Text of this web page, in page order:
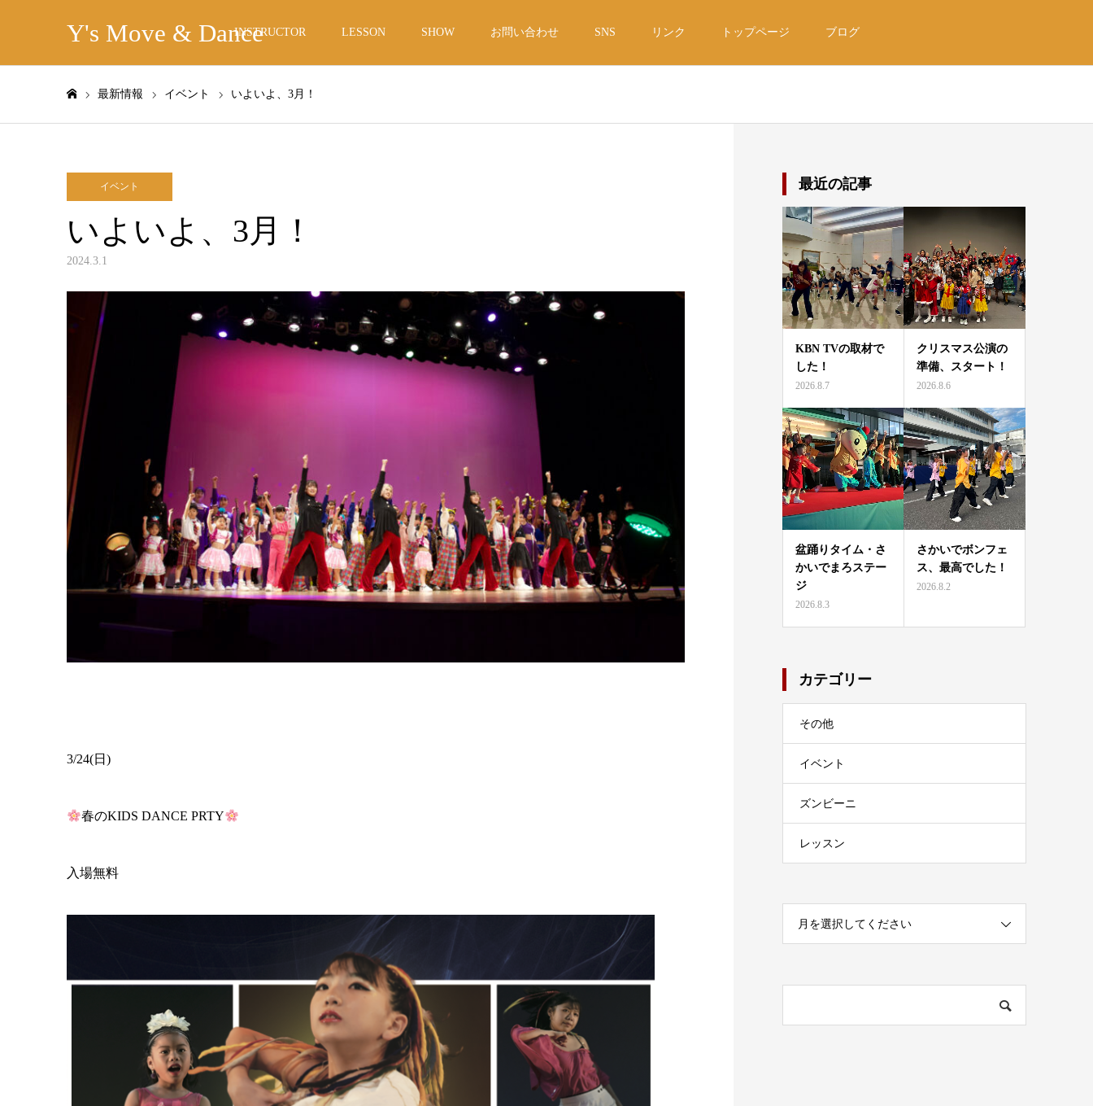
Y's Move & DanceINSTRUCTOR LESSON SHOW お問い合わせ SNS リンク トップページ ブログ
最新情報 イベント いよいよ、3月！
イベント
いよいよ、3月！
2024.3.1
3/24(日)
春のKIDS DANCE PRTY
入場無料
最近の記事
KBN TVの取材で
した！
2026.8.7
クリスマス公演の
準備、スタート！
2026.8.6
盆踊りタイム・さ
かいでまろステー
ジ
2026.8.3
さかいでボンフェ
ス、最高でした！
2026.8.2
カテゴリー
その他
イベント
ズンビーニ
レッスン
月を選択してください